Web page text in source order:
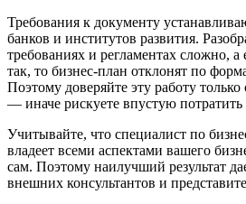
Требования к документу
банков и институтов развития.
требованиях и регламентах сложно, а
так, то бизнес-план отклонят по
Поэтому доверяйте эту работу
— иначе рискуете впустую потратить
Учитывайте, что специалист по
владеет всеми аспектами вашего
сам. Поэтому наилучший результат
внешних консультантов и